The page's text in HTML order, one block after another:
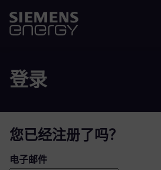
登录
您已经注册了吗？
登录：用户和密码
电子邮件